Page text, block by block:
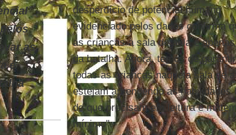
as
é
desperdício de potencial humano
evidenciado pelos dados confirma
as crianças à sala de aula é
da batalha. Agora, temos de
todas as crianças naquela sala de
estejam aprendendo as habilidades
de que precisam em leitura e
mínimo".